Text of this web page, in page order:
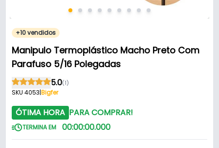
+10 vendidos
Manipulo Termoplástico Macho Preto Com
Parafuso 5/16 Polegadas
5.0(1)
SKU 4053|Bigfer
ÓTIMA HORA PARA COMPRAR!
TERMINA EM 00:00:00.000